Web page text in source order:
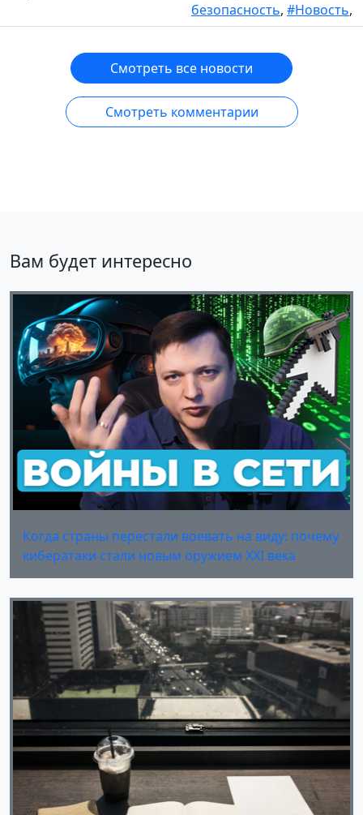
безопасность, #Новость,
Смотреть все новости
Смотреть комментарии
Вам будет интересно
Когда страны перестали воевать на виду: почему
кибератаки стали новым оружием XXI века